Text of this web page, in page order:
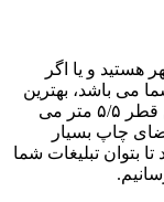
و یا اگر
می باشد، بهترین
انتخاب برای ابعاد بالن تبلیغاتی برای شما، بالن قطر ۵/۵ متر می
چاپ بسیار
بتوان تبلیغات شما